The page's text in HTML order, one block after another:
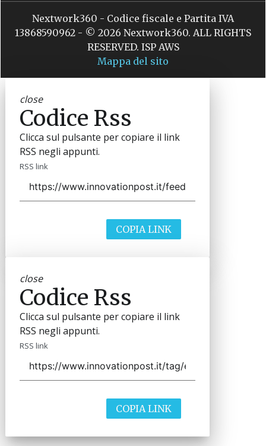
Nextwork360 - Codice fiscale e Partita IVA
13868590962 - © 2026 Nextwork360. ALL RIGHTS
RESERVED. ISP AWS
Mappa del sito
close
Codice Rss
Clicca sul pulsante per copiare il link
RSS negli appunti.
RSS link
COPIA LINK
close
Codice Rss
Clicca sul pulsante per copiare il link
RSS negli appunti.
RSS link
COPIA LINK